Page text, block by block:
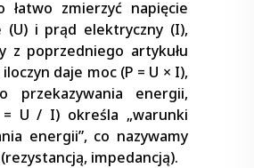
łatwo zmierzyć napięcie
(U) i prąd elektryczny (I),
z poprzedniego artykułu
daje moc (P = U × I),
przekazywania energii,
U / I) określa „warunki
energii”, co nazywamy
impedancją).